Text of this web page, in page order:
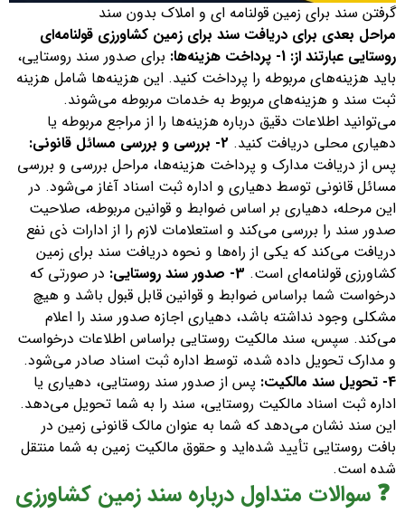
گرفتن سند برای زمین قولنامه ای و املاک بدون سند
مراحل بعدی برای دریافت سند برای زمین کشاورزی قولنامه‌ای
روستایی عبارتند از: 1- پرداخت هزینه‌ها:
برای صدور سند روستایی،
باید هزینه‌های مربوطه را پرداخت کنید. این هزینه‌ها شامل هزینه
ثبت سند و هزینه‌های مربوط به خدمات مربوطه می‌شوند.
می‌توانید اطلاعات دقیق درباره هزینه‌ها را از مراجع مربوطه یا
دهیاری محلی دریافت کنید. 2- بررسی و بررسی مسائل قانونی:
پس از دریافت مدارک و پرداخت هزینه‌ها، مراحل بررسی و بررسی
مسائل قانونی توسط دهیاری و اداره ثبت اسناد آغاز می‌شود. در
این مرحله، دهیاری بر اساس ضوابط و قوانین مربوطه، صلاحیت
صدور سند را بررسی می‌کند و استعلامات لازم را از ادارات ذی نفع
دریافت می‌کند که یکی از راه‌ها و نحوه دریافت سند برای زمین
کشاورزی قولنامه‌ای است. 3- صدور سند روستایی:
در صورتی که
درخواست شما براساس ضوابط و قوانین قابل قبول باشد و هیچ
مشکلی وجود نداشته باشد، دهیاری اجازه صدور سند را اعلام
می‌کند. سپس، سند مالکیت روستایی براساس اطلاعات درخواست
و مدارک تحویل داده شده، توسط اداره ثبت اسناد صادر می‌شود.
4- تحویل سند مالکیت:
پس از صدور سند روستایی، دهیاری یا
اداره ثبت اسناد مالکیت روستایی، سند را به شما تحویل می‌دهد.
این سند نشان می‌دهد که شما به عنوان مالک قانونی زمین در
بافت روستایی تأیید شده‌اید و حقوق مالکیت زمین به شما منتقل
شده است.
❓ سوالات متداول درباره سند زمین کشاورزی